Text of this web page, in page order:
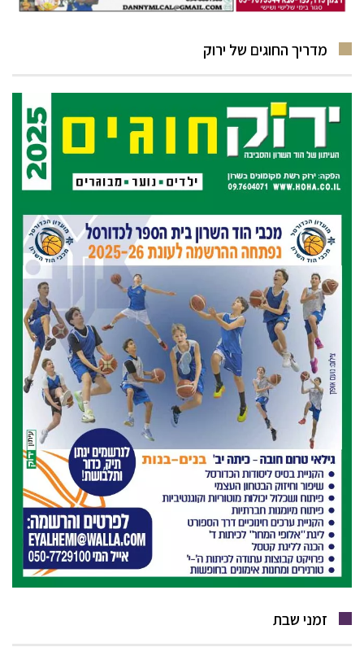
מדריך החוגים של ירוק
זמני שבת